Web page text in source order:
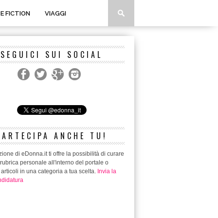
FICTION VIAGGI
SEGUICI SUI SOCIAL
ANCHE TU!
di eDonna.it ti offre la possibilità di curare
personale all'interno del portale o
in una categoria a tua scelta. Invia la